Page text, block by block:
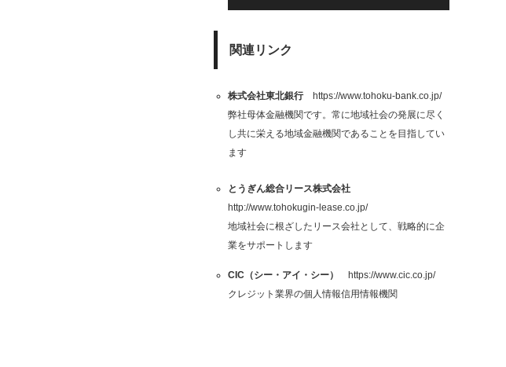
関連リンク
株式会社東北銀行https://www.tohoku-bank.co.jp/
弊社母体金融機関です。常に地域社会の発展に尽く
し共に栄える地域金融機関であることを目指してい
ます
とうぎん総合リース株式会社
http://www.tohokugin-lease.co.jp/
地域社会に根ざしたリース会社として、戦略的に企
業をサポートします
CIC（シー・アイ・シー）
https://www.cic.co.jp/
クレジット業界の個人情報信用情報機関